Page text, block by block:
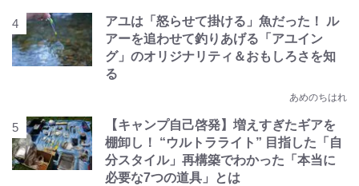
アユは「怒らせて掛ける」魚だった！ ル
アーを追わせて釣りあげる「アユイン
グ」のオリジナリティ＆おもしろさを知
る
あめのちはれ
【キャンプ自己啓発】増えすぎたギアを
棚卸し！ “ウルトラライト” 目指した「自
分スタイル」再構築でわかった「本当に
必要な7つの道具」とは